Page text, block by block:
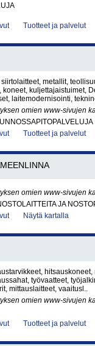
Tuotteet ja palvelut
metallit,
kuljettajaistuimet,
laitemodernisointi,
omien www-sivujen
Tuotteet ja palvelut
omien www-sivujen
JA
Näytä kartalla
työvaatteet,
mittauslaitteet, vaaitusl..
omien www-sivujen
Tuotteet ja palvelut